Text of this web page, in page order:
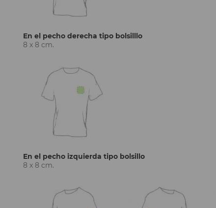
En el pecho derecha tipo bolsilllo
8 x 8 cm.
En el pecho izquierda tipo bolsillo
8 x 8 cm.